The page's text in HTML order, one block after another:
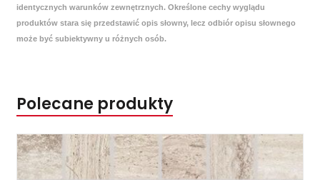
identycznych warunków zewnętrznych. Określone cechy wyglądu
produktów stara się przedstawić opis słowny, lecz odbiór opisu słownego
może być subiektywny u różnych osób.
Polecane produkty